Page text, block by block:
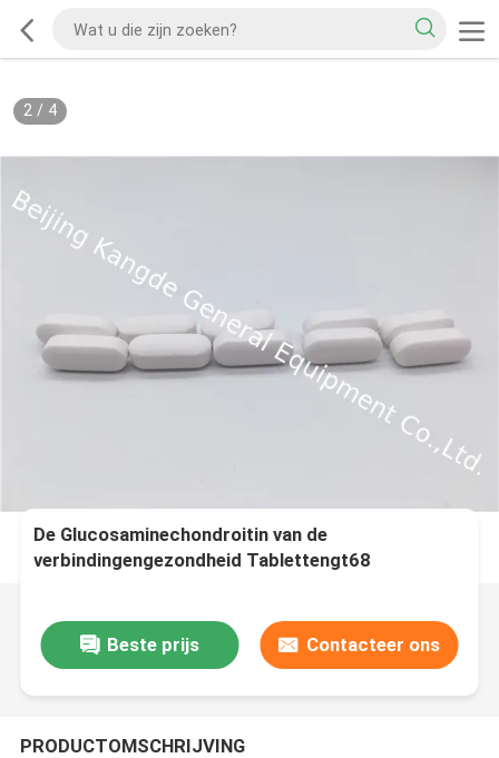
2/ 4
De Glucosaminechondroitin van de
verbindingengezondheid Tablettengt68
Beste prijs Contacteer ons
PRODUCTOMSCHRIJVING